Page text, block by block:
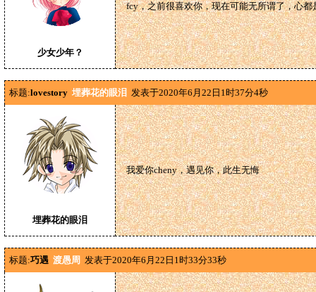
少女少年？
fcy，之前很喜欢你，现在可能无所谓了，心
标题:lovestory 埋葬花的眼泪 发表于2020年6月22日1时37分4秒
埋葬花的眼泪
我爱你cheny，遇见你，此生无悔
标题:巧遇 渡愚周 发表于2020年6月22日1时33分33秒